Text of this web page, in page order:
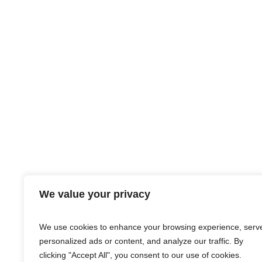
We value your privacy
We use cookies to enhance your browsing experience,
personalized ads or content, and analyze our traffic. By
clicking "Accept All", you consent to our use of cookies.